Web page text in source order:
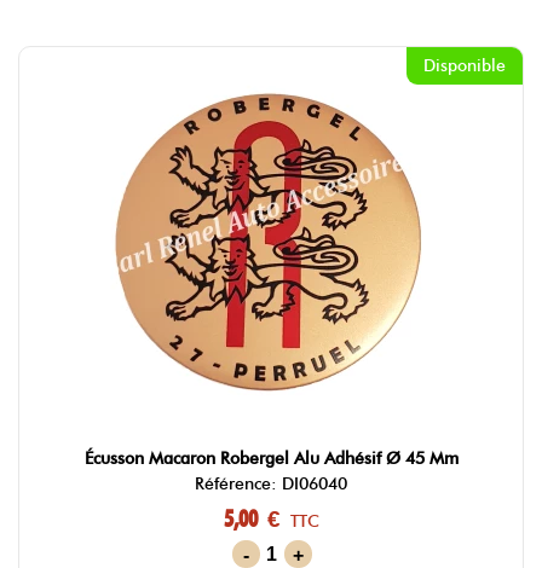
Disponible
Écusson Macaron Robergel Alu Adhésif Ø 45 Mm
Référence: DI06040
5,00 € TTC
-
+